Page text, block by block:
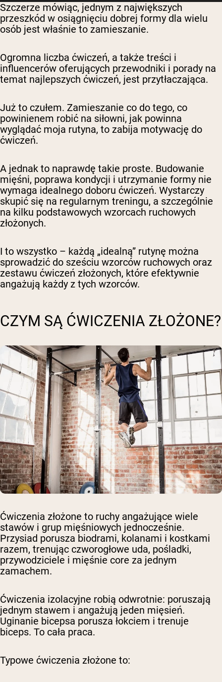
Szczerze mówiąc, jednym z największych
przeszkód w osiągnięciu dobrej formy dla wielu
osób jest właśnie to zamieszanie.
Ogromna liczba ćwiczeń, a także treści i
influencerów oferujących przewodniki i porady na
temat najlepszych ćwiczeń, jest przytłaczająca.
Już to czułem. Zamieszanie co do tego, co
powinienem robić na siłowni, jak powinna
wyglądać moja rutyna, to zabija motywację do
ćwiczeń.
A jednak to naprawdę takie proste. Budowanie
mięśni, poprawa kondycji i utrzymanie formy nie
wymaga idealnego doboru ćwiczeń. Wystarczy
skupić się na regularnym treningu, a szczególnie
na kilku podstawowych wzorcach ruchowych
złożonych.
I to wszystko – każdą „idealną” rutynę można
sprowadzić do sześciu wzorców ruchowych oraz
zestawu ćwiczeń złożonych, które efektywnie
angażują każdy z tych wzorców.
CZYM SĄ ĆWICZENIA ZŁOŻONE?
Ćwiczenia złożone to ruchy angażujące wiele
stawów i grup mięśniowych jednocześnie.
Przysiad porusza biodrami, kolanami i kostkami
razem, trenując czworogłowe uda, pośladki,
przywodziciele i mięśnie core za jednym
zamachem.
Ćwiczenia izolacyjne robią odwrotnie: poruszają
jednym stawem i angażują jeden mięsień.
Uginanie bicepsa porusza łokciem i trenuje
biceps. To cała praca.
Typowe ćwiczenia złożone to: